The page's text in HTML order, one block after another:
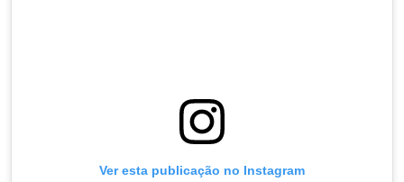
Ver esta publicação no Instagram